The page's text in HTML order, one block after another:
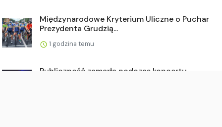
Międzynarodowe Kryterium Uliczne o Puchar
Prezydenta Grudzią...
1 godzina temu
Publiczność zamarła podczas koncertu.